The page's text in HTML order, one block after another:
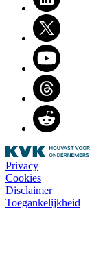
Twitter
Youtube
Threads
Reddit
Privacy
Cookies
Disclaimer
Toegankelijkheid